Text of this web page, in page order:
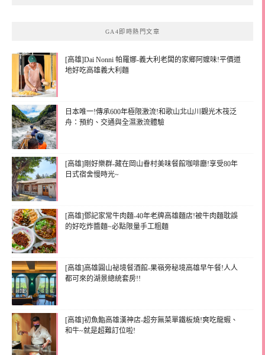
GA4即時熱門文章
[高雄]Dai Nonni 帕羅娜-義大利老闆的家鄉阿嬤味!平價道
地好吃高雄義大利麵
日本唯一!傳承600年極限激流!和歌山北山川觀光木筏泛
舟：預約、交通與全濕激流體驗
[高雄]剛好樂群-藏在岡山眷村美味餐館咖啡廳!享受80年
日式宿舍慢時光~
[高雄]鄧記家常牛肉麵-40年老牌高雄麵店!被牛肉麵耽誤
的好吃炸醬麵~必點限量手工粗麵
[高雄]高雄圓山祕境餐酒館-果嶺旁秘境高雄早午餐!人人
都可來的湖景總統套房!!
[高雄]初魚鮨高雄漢神店-超夯無菜單鐵板燒!爽吃龍蝦、
和牛~就是超難訂位啦!